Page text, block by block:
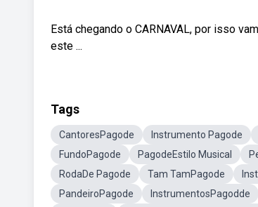
Está chegando o CARNAVAL, por isso
este ...
Tags
CantoresPagode Instrumento Pagode
FundoPagode
PagodeEstilo Musical
RodaDe Pagode
Tam TamPagode
PandeiroPagode
InstrumentosPagodde